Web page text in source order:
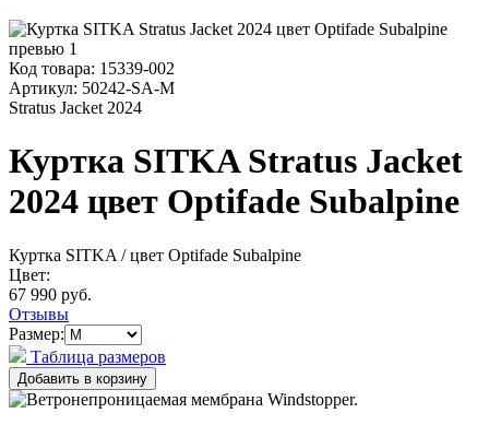
Код товара: 15339-002
Артикул: 50242-SA-M
Stratus Jacket 2024
Куртка SITKA Stratus Jacket
2024 цвет Optifade Subalpine
Куртка SITKA / цвет Optifade Subalpine
Цвет:
67 990 руб.
Отзывы
Размер:
Таблица размеров